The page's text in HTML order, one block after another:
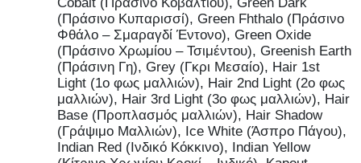
Cobalt (Πράσινο Κοβαλτίου), Green Dark
(Πράσινο Κυπαρισσί), Green Fhthalo (Πράσινο
Φθάλο – Σμαραγδί Έντονο), Green Oxide
(Πράσινο Χρωμίου – Τσιμέντου), Greenish Earth
(Πράσινη Γη), Grey (Γκρι Μεσαίο), Hair 1st
Light (1ο φως μαλλιών), Hair 2nd Light (2ο φως
μαλλιών), Hair 3rd Light (3ο φως μαλλιών), Hair
Base (Προπλασμός μαλλιών), Hair Shadow
(Γράψιμο Μαλλιών), Ice White (Άσπρο Πάγου),
Indian Red (Ινδικό Κόκκινο), Indian Yellow